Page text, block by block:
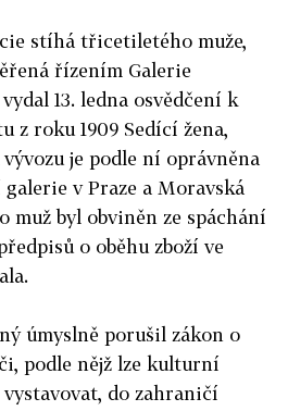
stíhá třicetiletého muže,
řízením Galerie
13. ledna osvědčení k
z roku 1909 Sedící žena,
je podle ní oprávněna
v Praze a Moravská
muž byl obviněn ze spáchání
o oběhu zboží ve
úmyslně porušil zákon o
podle nějž lze kulturní
do zahraničí